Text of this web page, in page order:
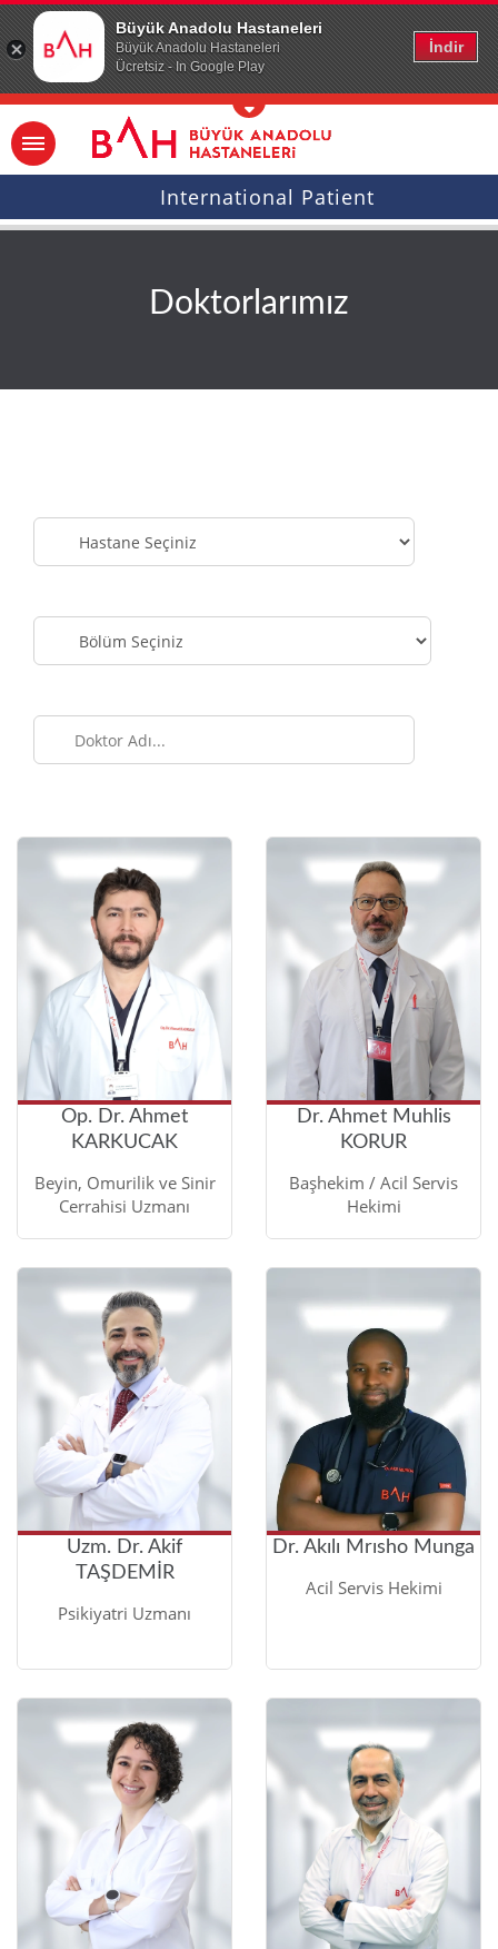
Büyük Anadolu Hastaneleri
Büyük Anadolu Hastaneleri
Ücretsiz - In Google Play
İndir
Ana icerige atla
International Patient
Doktorlarımız
Hastaneye
Bölüme
İsme
Op. Dr. Ahmet
KARKUCAK
Beyin, Omurilik ve Sinir
Cerrahisi Uzmanı
Dr. Ahmet Muhlis
KORUR
Başhekim / Acil Servis
Hekimi
Uzm. Dr. Akif
TAŞDEMİR
Psikiyatri Uzmanı
Dr. Akılı Mrısho Munga
Acil Servis Hekimi